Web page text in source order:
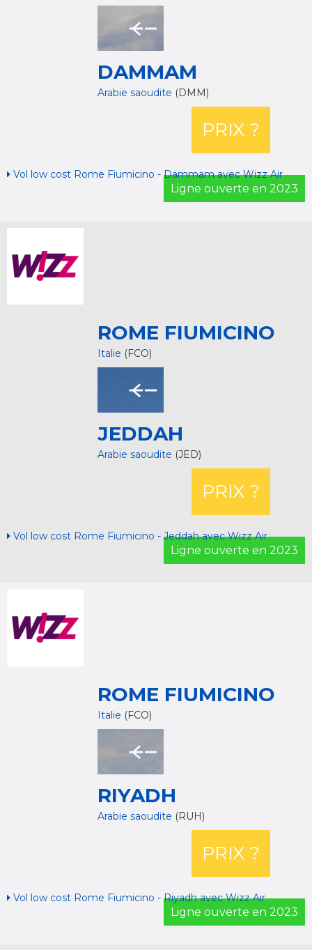
DAMMAM
Arabie saoudite (DMM)
PRIX ?
Vol low cost Rome Fiumicino - Dammam avec Wizz Air
Ligne ouverte en 2023
ROME FIUMICINO
Italie (FCO)
JEDDAH
Arabie saoudite (JED)
PRIX ?
Vol low cost Rome Fiumicino - Jeddah avec Wizz Air
Ligne ouverte en 2023
ROME FIUMICINO
Italie (FCO)
RIYADH
Arabie saoudite (RUH)
PRIX ?
Vol low cost Rome Fiumicino - Riyadh avec Wizz Air
Ligne ouverte en 2023